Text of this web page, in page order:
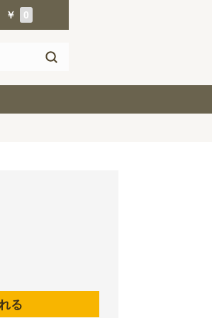
￥ 0